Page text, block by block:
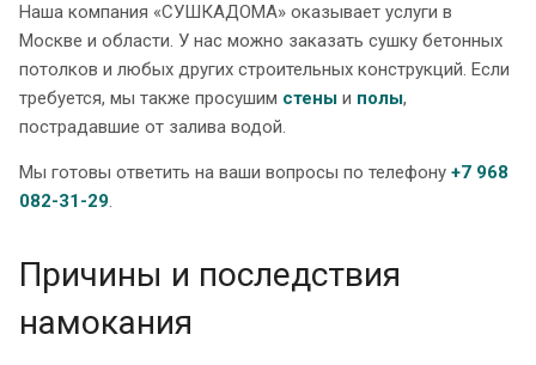
Наша компания «СУШКАДОМА» оказывает услуги в
Москве и области. У нас можно заказать сушку бетонных
потолков и любых других строительных конструкций. Если
требуется, мы также просушим стены и полы,
пострадавшие от залива водой.
Мы готовы ответить на ваши вопросы по телефону +7 968
082-31-29.
Причины и последствия
намокания